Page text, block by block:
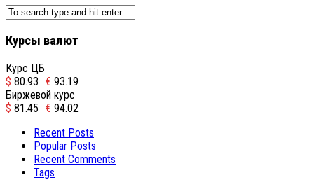
Курсы валют
Курс ЦБ
$ 80.93 € 93.19
Биржевой курс
$ 81.45 € 94.02
Recent Posts
Popular Posts
Recent Comments
Tags